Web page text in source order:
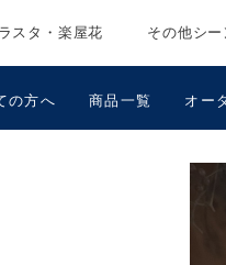
スタ・楽屋花 その他シー
の方へ 商品一覧 オー